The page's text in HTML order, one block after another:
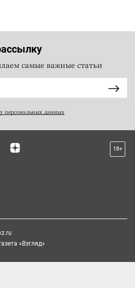
самые важные статьи
персональных данных
18+
«Взгляд»